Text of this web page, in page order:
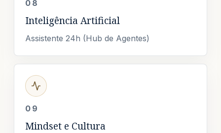
08
Inteligência Artificial
Assistente 24h (Hub de Agentes)
09
Mindset e Cultura